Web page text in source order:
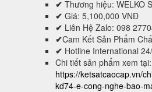
✔ Thương hiệu: WELKO
✔ Giá: 5,100,000 VNĐ
✔ Liên Hệ Zalo: 098
✔Cam Kết Sản Phẩm
✔ Hotline International
Chi tiết sản phẩm xem tại:
https://ketsatcaocap.vn/
kd74-e-cong-nghe-bao-